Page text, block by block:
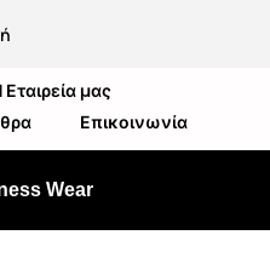
Εταιρεία μας
Επικοινωνία
Wear